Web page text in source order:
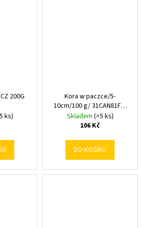
200G
ks)
Kora w paczce/5-
10cm/100 g/ 31CAN81FU-
100-AM
Skladem (>5 ks)
106 Kč
DO KOŠÍKU